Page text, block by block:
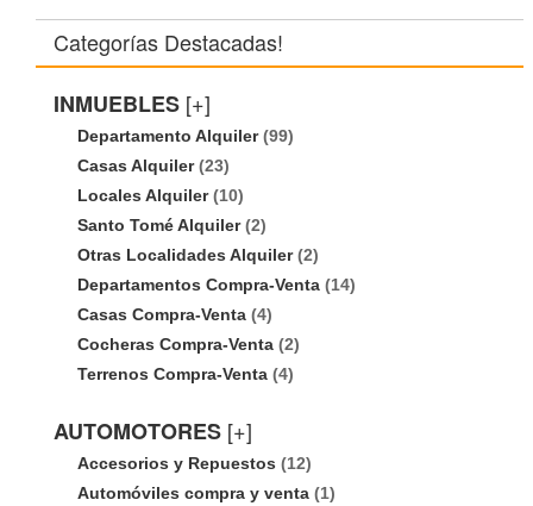
Categorías Destacadas!
INMUEBLES [+]
Departamento Alquiler(99)
Casas Alquiler(23)
Locales Alquiler(10)
Santo Tomé Alquiler(2)
Otras Localidades Alquiler(2)
Departamentos Compra-Venta (14)
Casas Compra-Venta (4)
Cocheras Compra-Venta (2)
Terrenos Compra-Venta (4)
AUTOMOTORES [+]
Accesorios y Repuestos (12)
Automóviles compra y venta (1)